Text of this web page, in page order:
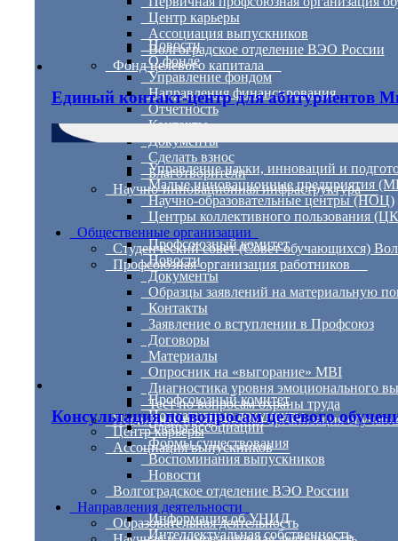
Центр карьеры
Ассоциация выпускников
Волгоградское отделение ВЭО России
Фонд целевого капитала
Новости
О фонде
Управление фондом
Направления финансирования
Отчетность
Контакты
Документы
Сделать взнос
Благотворители
Научно-инновационная инфраструктура
Управление науки, инноваций и
Малые инновационные предприятия
Научно-образовательные центры (НОЦ)
Центры коллективного пользования
Общественные организации
Студенческий совет (Совет обучающихся)
Профсоюзная организация работников
Профсоюзный комитет
Новости
Документы
Образцы заявлений на материальную
Контакты
Заявление о вступлении в Профсоюз
Договоры
Материалы
Опросник на «выгорание» MBI
Диагностика уровня эмоционального
Тест по вопросам охраны труда
Первичная профсоюзная организация
Профсоюзный комитет
Нормативные документы
Центр карьеры
Ассоциация выпускников
Члены ассоциации
Формы существования
Воспоминания выпускников
Новости
Волгоградское отделение ВЭО России
Направления деятельности
Образовательная деятельность
Информация об УНИД
Интеллектуальная собственность
Единый контакт-центр для абитуриентов
Консультация по вопросам целевого